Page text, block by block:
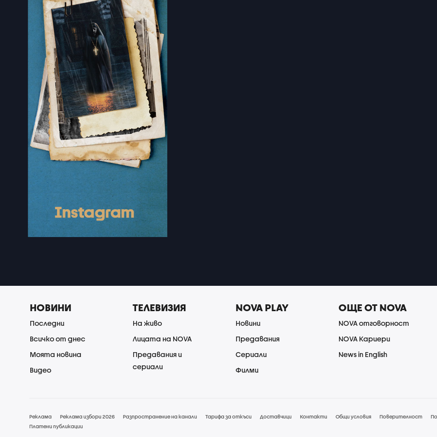
НОВИНИ
Последни
Всичко от днес
Моята новина
Видео
ТЕЛЕВИЗИЯ
На живо
Лицата на NOVA
Предавания и
сериали
NOVA PLAY
Новини
Предавания
Сериали
Филми
ОЩЕ ОТ NOVA
NOVA отговорност
NOVA Кариери
News in English
Реклама Реклама избори 2026 Разпространение на канали Тарифа за откъси Доставчици Контакти Общи условия Поверителност
Платени публикации